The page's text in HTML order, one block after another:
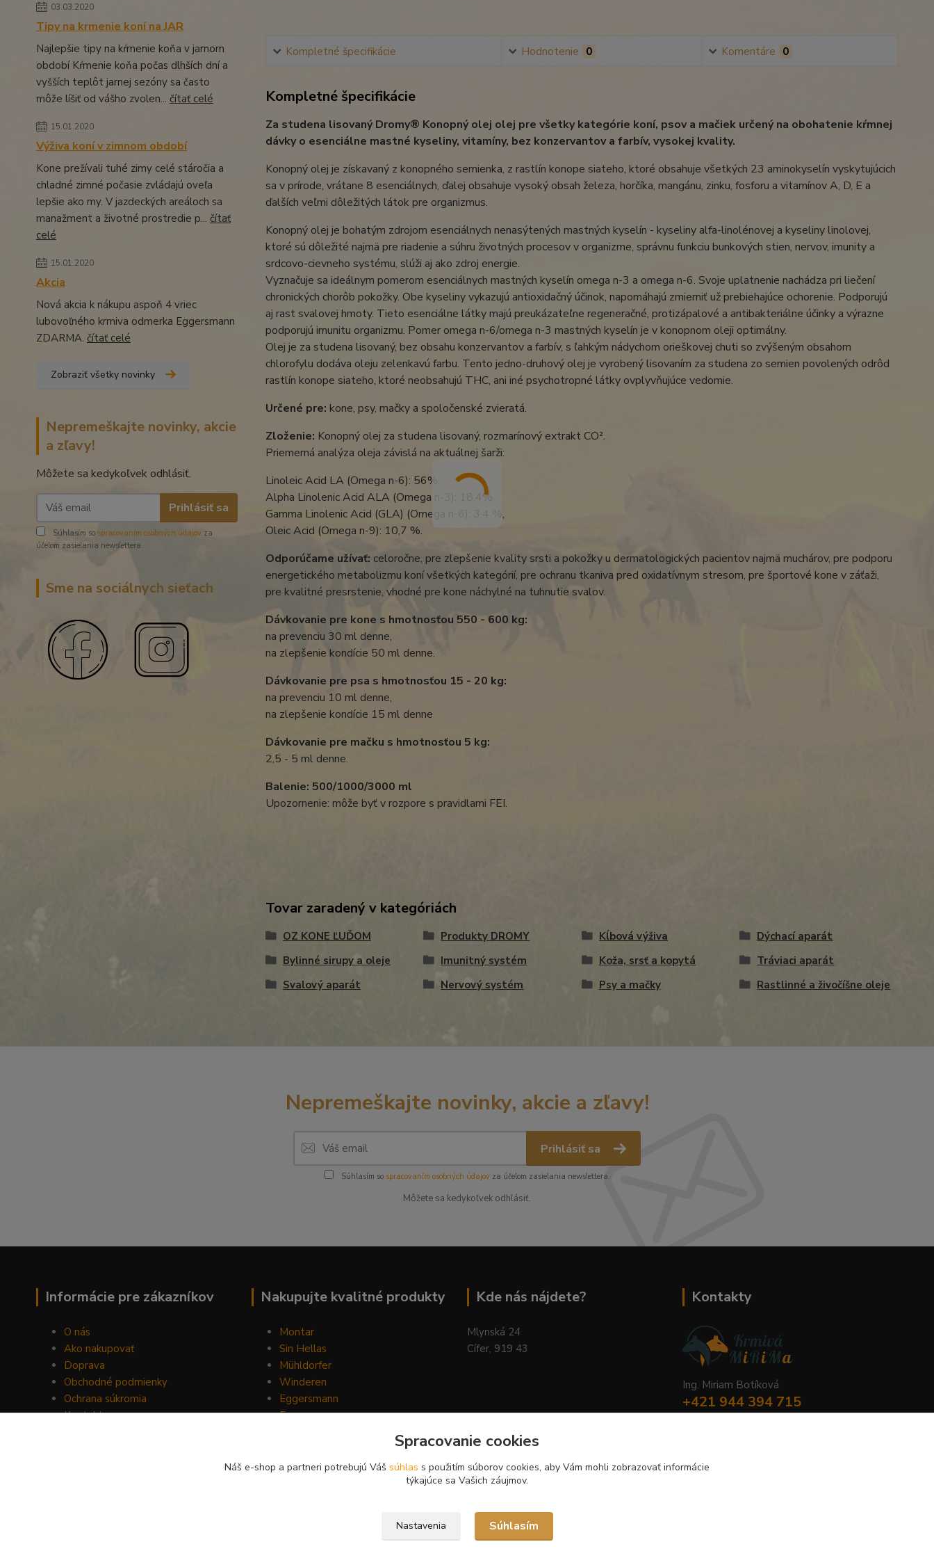
03.03.2020
Tipy na krmenie koní na JAR
Najlepšie tipy na kŕmenie koňa v jarnom
období Kŕmenie koňa počas dlhších dní a
vyšších teplôt jarnej sezóny sa často
môže líšiť od vášho zvolen... čítať celé
15.01.2020
Výživa koní v zimnom období
Kone prežívali tuhé zimy celé stáročia a
chladné zimné počasie zvládajú oveľa
lepšie ako my. V jazdeckých areáloch sa
manažment a životné prostredie p... čítať
celé
15.01.2020
Akcia
Nová akcia k nákupu aspoň 4 vriec
lubovoľného krmiva odmerka Eggersmann
ZDARMA. čítať celé
Zobraziť všetky novinky
Nepremeškajte novinky, akcie
a zľavy!
Môžete sa kedykoľvek odhlásiť.
Prihlásiť sa
Súhlasím so spracovaním osobných údajov za
účelom zasielania newslettera.
Sme na sociálnych sieťach
Kompletné špecifikácie Hodnotenie 0 Komentáre 0
Kompletné špecifikácie
Za studena lisovaný Dromy® Konopný olej olej pre všetky kategórie koní, psov a mačiek určený na obohatenie kŕmnej
dávky o esenciálne mastné kyseliny, vitamíny, bez konzervantov a farbív, vysokej kvality.
Konopný olej je získavaný z konopného semienka, z rastlín konope siateho, ktoré obsahuje všetkých 23 aminokyselín vyskytujúcich
sa v prírode, vrátane 8 esenciálnych, ďalej obsahuje vysoký obsah železa, horčíka, mangánu, zinku, fosforu a vitamínov A, D, E a
ďalších veľmi dôležitých látok pre organizmus.
Konopný olej je bohatým zdrojom esenciálnych nenasýtených mastných kyselín - kyseliny alfa-linolénovej a kyseliny linolovej,
ktoré sú dôležité najmä pre riadenie a súhru životných procesov v organizme, správnu funkciu bunkových stien, nervov, imunity a
srdcovo-cievneho systému, slúži aj ako zdroj energie.
Vyznačuje sa ideálnym pomerom esenciálnych mastných kyselín omega n-3 a omega n-6. Svoje uplatnenie nachádza pri liečení
chronických chorôb pokožky. Obe kyseliny vykazujú antioxidačný účinok, napomáhajú zmierniť už prebiehajúce ochorenie. Podporujú
aj rast svalovej hmoty. Tieto esenciálne látky majú preukázateľne regeneračné, protizápalové a antibakteriálne účinky a výrazne
podporujú imunitu organizmu. Pomer omega n-6/omega n-3 mastných kyselín je v konopnom oleji optimálny.
Olej je za studena lisovaný, bez obsahu konzervantov a farbív, s ľahkým nádychom orieškovej chuti so zvýšeným obsahom
chlorofylu dodáva oleju zelenkavú farbu. Tento jedno-druhový olej je vyrobený lisovaním za studena zo semien povolených odrôd
rastlín konope siateho, ktoré neobsahujú THC, ani iné psychotropné látky ovplyvňujúce vedomie.
Určené pre: kone, psy, mačky a spoločenské zvieratá.
Zloženie: Konopný olej za studena lisovaný, rozmarínový extrakt CO².
Priemerná analýza oleja závislá na aktuálnej šarži:
Linoleic Acid LA (Omega n-6): 56%,
Alpha Linolenic Acid ALA (Omega n-3): 18,4%
Gamma Linolenic Acid (GLA) (Omega n-6): 3,4 %,
Oleic Acid (Omega n-9): 10,7 %.
Odporúčame užívať: celoročne, pre zlepšenie kvality srsti a pokožky u dermatologických pacientov najmä muchárov, pre podporu
energetického metabolizmu koní všetkých kategórií, pre ochranu tkaniva pred oxidatívnym stresom, pre športové kone v záťaži,
pre kvalitné presrstenie, vhodné pre kone náchylné na tuhnutie svalov.
Dávkovanie pre kone s hmotnosťou 550 - 600 kg:
na prevenciu 30 ml denne,
na zlepšenie kondície 50 ml denne.
Dávkovanie pre psa s hmotnosťou 15 - 20 kg:
na prevenciu 10 ml denne,
na zlepšenie kondície 15 ml denne
Dávkovanie pre mačku s hmotnosťou 5 kg:
2,5 - 5 ml denne.
Balenie: 500/1000/3000 ml
Upozornenie: môže byť v rozpore s pravidlami FEI.
Tovar zaradený v kategóriách
OZ KONE ĽUĎOM Produkty DROMY Kĺbová výživa
Dýchací aparát
Bylinné sirupy a oleje
Imunitný systém Koža, srsť a kopytá
Tráviaci aparát
Svalový aparát
Nervový systém Psy a mačky Rastlinné a živočíšne oleje
Nepremeškajte novinky, akcie a zľavy!
Prihlásiť sa
Súhlasím so spracovaním osobných údajovza účelom zasielania newslettera.
Môžete sa kedykoľvek odhlásiť.
Informácie pre zákazníkov
O nás
Ako nakupovať
Doprava
Obchodné podmienky
Ochrana súkromia
Kontakty
Nakupujte kvalitné produkty
Montar
Sin Hellas
Mühldorfer
Winderen
Eggersmann
Energys
Horse Pilot
Kde nás nájdete?
Mlynská 24
Cífer, 919 43
Kontakty
Ing. Miriam Botíková
+421 944 394 715
Spracovanie cookies
Náš e-shop a partneri potrebujú Váš súhlas s použitím súborov cookies, aby Vám mohli zobrazovať informácie
týkajúce sa Vašich záujmov.
Nastavenia Súhlasím